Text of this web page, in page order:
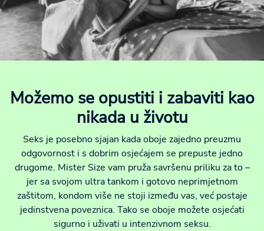
Možemo se opustiti i zabaviti kao
nikada u životu
Seks je posebno sjajan kada oboje zajedno preuzmu
odgovornost i s dobrim osjećajem se prepuste jedno
drugome. Mister Size vam pruža savršenu priliku za to –
jer sa svojom ultra tankom i gotovo neprimjetnom
zaštitom, kondom više ne stoji između vas, već postaje
jedinstvena poveznica. Tako se oboje možete osjećati
sigurno i uživati u intenzivnom seksu.